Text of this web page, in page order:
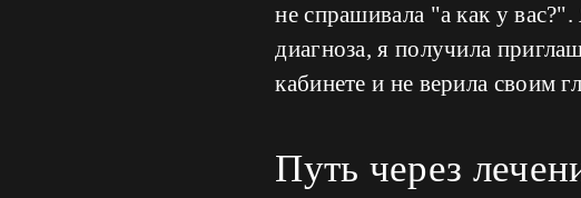
не спрашивала "а как у
диагноза, я получила
кабинете и не верила своим
Путь через